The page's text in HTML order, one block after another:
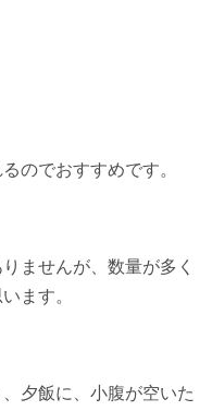
のでおすすめです。
ませんが、数量が多く
ます。
夕飯に、小腹が空いた